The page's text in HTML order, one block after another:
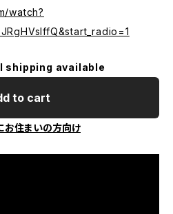
watch?
shipping available
to cart
お住まいの方向け